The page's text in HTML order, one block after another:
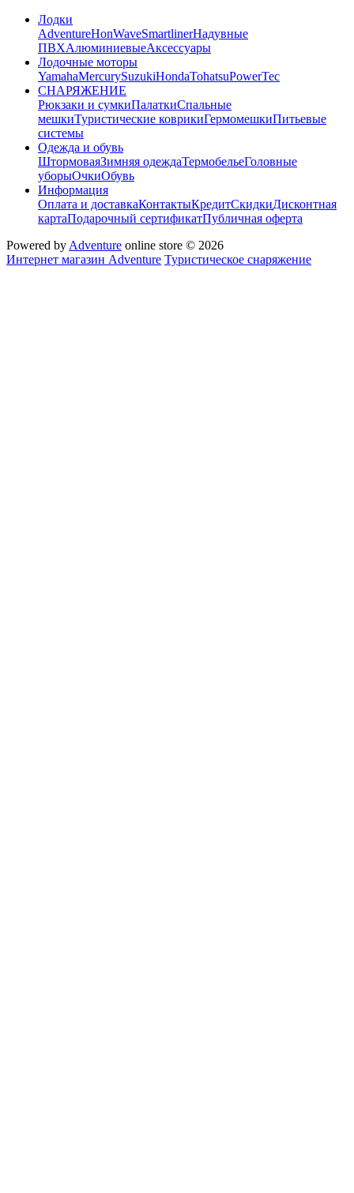
Лодки
AdventureHonWaveSmartlinerНадувные
ПВХАлюминиевыеАксессуары
Лодочные моторы
YamahaMercurySuzukiHondaTohatsuPowerTec
СНАРЯЖЕНИЕ
Рюкзаки и сумкиПалаткиСпальные
мешкиТуристические коврикиГермомешкиПитьевые
системы
Одежда и обувь
ШтормоваяЗимняя одеждаТермобельеГоловные
уборыОчкиОбувь
Информация
Оплата и доставкаКонтактыКредитСкидкиДисконтная
картаПодарочный сертификатПубличная оферта
Powered by Adventure online store © 2026
Интернет магазин Adventure Туристическое снаряжение